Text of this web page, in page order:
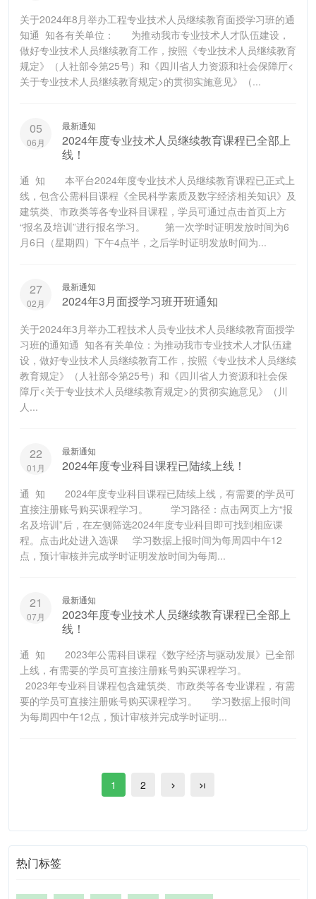
关于2024年8月举办工程专业技术人员继续教育面授学习班的通
知通 知各有关单位： 为推动我市专业技术人才队伍建设，
做好专业技术人员继续教育工作，按照《专业技术人员继续教育
规定》（人社部令第25号）和《四川省人力资源和社会保障厅<
关于专业技术人员继续教育规定>的贯彻实施意见》（...
05
06月
最新通知
2024年度专业技术人员继续教育课程已全部上
线！
通 知 本平台2024年度专业技术人员继续教育课程已正式上
线，包含公需科目课程《全民科学素质及数字经济相关知识》及
建筑类、市政类等各专业科目课程，学员可通过点击首页上方
“报名及培训”进行报名学习。 第一次学时证明发放时间为6
月6日（星期四）下午4点半，之后学时证明发放时间为...
27
02月
最新通知
2024年3月面授学习班开班通知
关于2024年3月举办工程技术人员专业技术人员继续教育面授学
习班的通知通 知各有关单位：为推动我市专业技术人才队伍建
设，做好专业技术人员继续教育工作，按照《专业技术人员继续
教育规定》（人社部令第25号）和《四川省人力资源和社会保
障厅<关于专业技术人员继续教育规定>的贯彻实施意见》（川
人...
22
01月
最新通知
2024年度专业科目课程已陆续上线！
通 知 2024年度专业科目课程已陆续上线，有需要的学员可
直接注册账号购买课程学习。 学习路径：点击网页上方“报
名及培训”后，在左侧筛选2024年度专业科目即可找到相应课
程。点击此处进入选课 学习数据上报时间为每周四中午12
点，预计审核并完成学时证明发放时间为每周...
21
07月
最新通知
2023年度专业技术人员继续教育课程已全部上
线！
通 知 2023年公需科目课程《数字经济与驱动发展》已全部
上线，有需要的学员可直接注册账号购买课程学习。
2023年专业科目课程包含建筑类、市政类等各专业课程，有需
要的学员可直接注册账号购买课程学习。 学习数据上报时间
为每周四中午12点，预计审核并完成学时证明...
1 2
热门标签